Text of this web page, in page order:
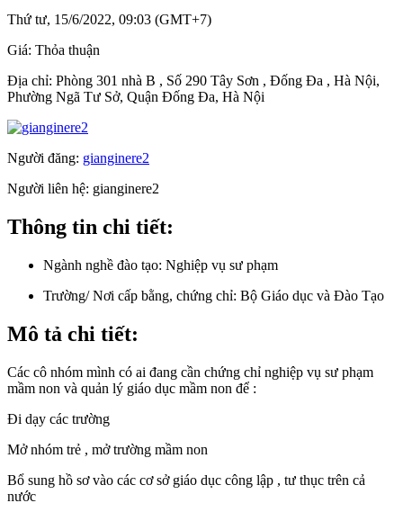
Thứ tư, 15/6/2022, 09:03 (GMT+7)
Giá: Thỏa thuận
Địa chỉ: Phòng 301 nhà B , Số 290 Tây Sơn , Đống Đa , Hà Nội,
Phường Ngã Tư Sở, Quận Đống Đa, Hà Nội
Người đăng: gianginere2
Người liên hệ: gianginere2
Thông tin chi tiết:
Ngành nghề đào tạo: Nghiệp vụ sư phạm
Trường/ Nơi cấp bằng, chứng chỉ: Bộ Giáo dục và Đào Tạo
Mô tả chi tiết:
Các cô nhóm mình có ai đang cần chứng chỉ nghiệp vụ sư phạm
mầm non và quản lý giáo dục mầm non để :
Đi dạy các trường
Mở nhóm trẻ , mở trường mầm non
Bổ sung hồ sơ vào các cơ sở giáo dục công lập , tư thục trên cả
nước